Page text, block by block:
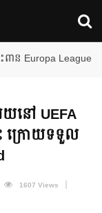
ពាន Europa League
យនៅ UEFA
ះ ក្រោយទទួល
1607 Views